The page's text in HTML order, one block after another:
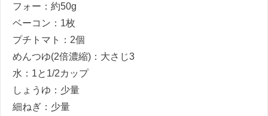
フォー：約50g
ベーコン：1枚
プチトマト：2個
めんつゆ(2倍濃縮)：大さじ3
水：1と1/2カップ
しょうゆ：少量
細ねぎ：少量